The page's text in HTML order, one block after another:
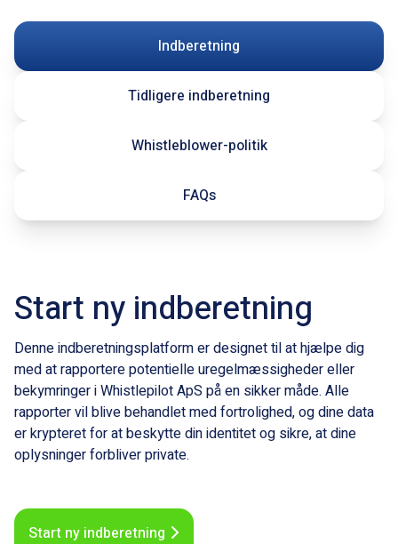
Indberetning
Tidligere indberetning
Whistleblower-politik
FAQs
Start ny indberetning
Denne indberetningsplatform er designet til at hjælpe dig
med at rapportere potentielle uregelmæssigheder eller
bekymringer i Whistlepilot ApS på en sikker måde. Alle
rapporter vil blive behandlet med fortrolighed, og dine data
er krypteret for at beskytte din identitet og sikre, at dine
oplysninger forbliver private.
Start ny indberetning